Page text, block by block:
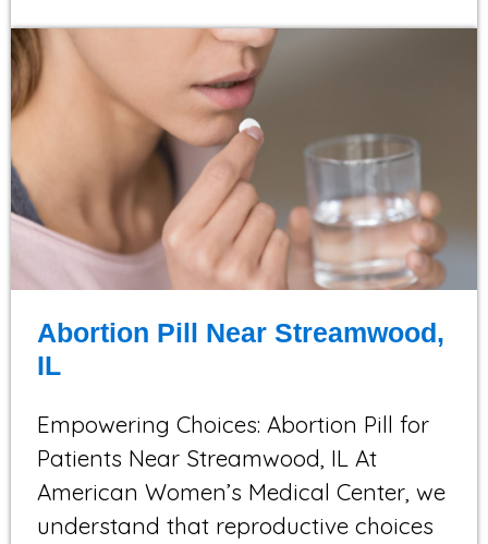
Abortion Pill Near Streamwood,
IL
Empowering Choices: Abortion Pill for
Patients Near Streamwood, IL At
American Women’s Medical Center, we
understand that reproductive choices